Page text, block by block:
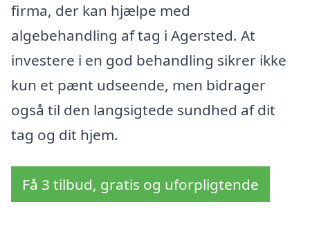
firma, der kan hjælpe med
algebehandling af tag i Agersted. At
investere i en god behandling sikrer ikke
kun et pænt udseende, men bidrager
også til den langsigtede sundhed af dit
tag og dit hjem.
Få 3 tilbud, gratis og uforpligtende